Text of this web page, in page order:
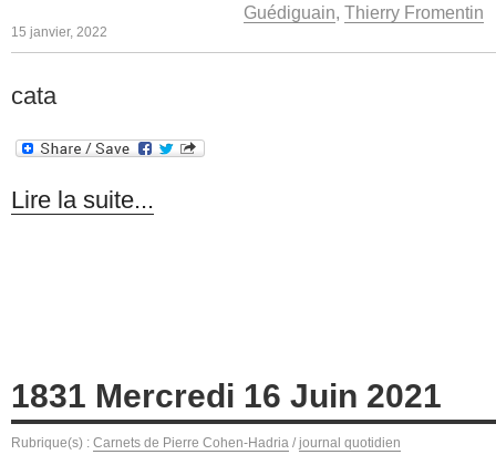
Guédiguain, Thierry Fromentin
15 janvier, 2022
cata
Lire la suite...
1831 Mercredi 16 Juin 2021
Rubrique(s) : Carnets de Pierre Cohen-Hadria / journal quotidien